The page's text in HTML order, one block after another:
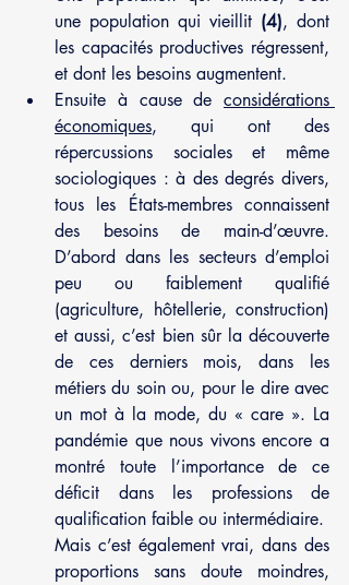
une population qui vieillit (4), dont
les capacités productives régressent,
et dont les besoins augmentent.
Ensuite à cause de considérations
économiques, qui ont des
répercussions sociales et même
sociologiques : à des degrés divers,
tous les États-membres connaissent
des besoins de main-d’œuvre.
D’abord dans les secteurs d’emploi
peu ou faiblement qualifié
(agriculture, hôtellerie, construction)
et aussi, c’est bien sûr la découverte
de ces derniers mois, dans les
métiers du soin ou, pour le dire avec
un mot à la mode, du « care ». La
pandémie que nous vivons encore a
montré toute l’importance de ce
déficit dans les professions de
qualification faible ou intermédiaire.
Mais c’est également vrai, dans des
proportions sans doute moindres,